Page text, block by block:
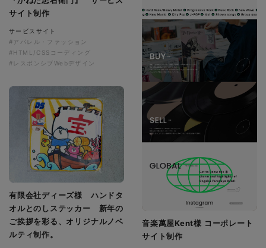
サイト制作
サービスサイト
#アパレル・ファッション
#HTML/CSSコーディング
#レスポンシブWebデザイン
音楽萬屋Kent様 コーポレート
サイト制作
有限会社ディーズ様 ハンドタ
オルとのしステッカー 新年の
ご挨拶を彩る、オリジナルノベ
ルティ制作。